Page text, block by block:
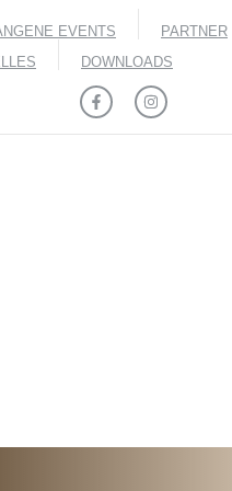
EVENTS
PARTNER
DOWNLOADS